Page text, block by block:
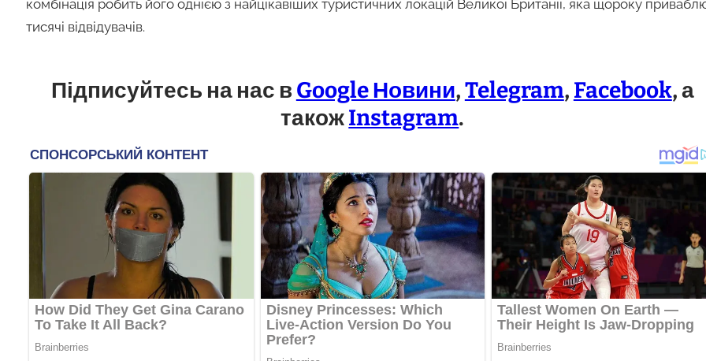
комбінація робить його однією з найцікавіших туристичних локацій Великої Британії, яка щороку
тисячі відвідувачів.
Підписуйтесь на нас в Google Новини,Telegram, Facebook, а
такожInstagram.